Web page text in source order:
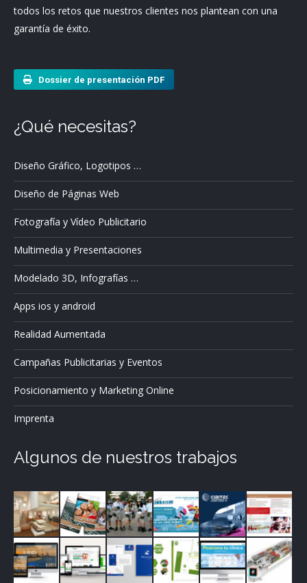
todos los retos que nuestros clientes nos plantean con una
garantía de éxito.
Dossier de presentación PDF
¿Qué necesitas?
Diseño Gráfico, Logotipos …
Diseño de Páginas Web
Fotografía y Vídeo Publicitario
Multimedia y Presentaciones
Modelado 3D, Infografías …
Apps ios y android
Realidad Aumentada
Campañas Publicitarias y Eventos
Posicionamiento y Marketing Online
Imprenta
Algunos de nuestros trabajos